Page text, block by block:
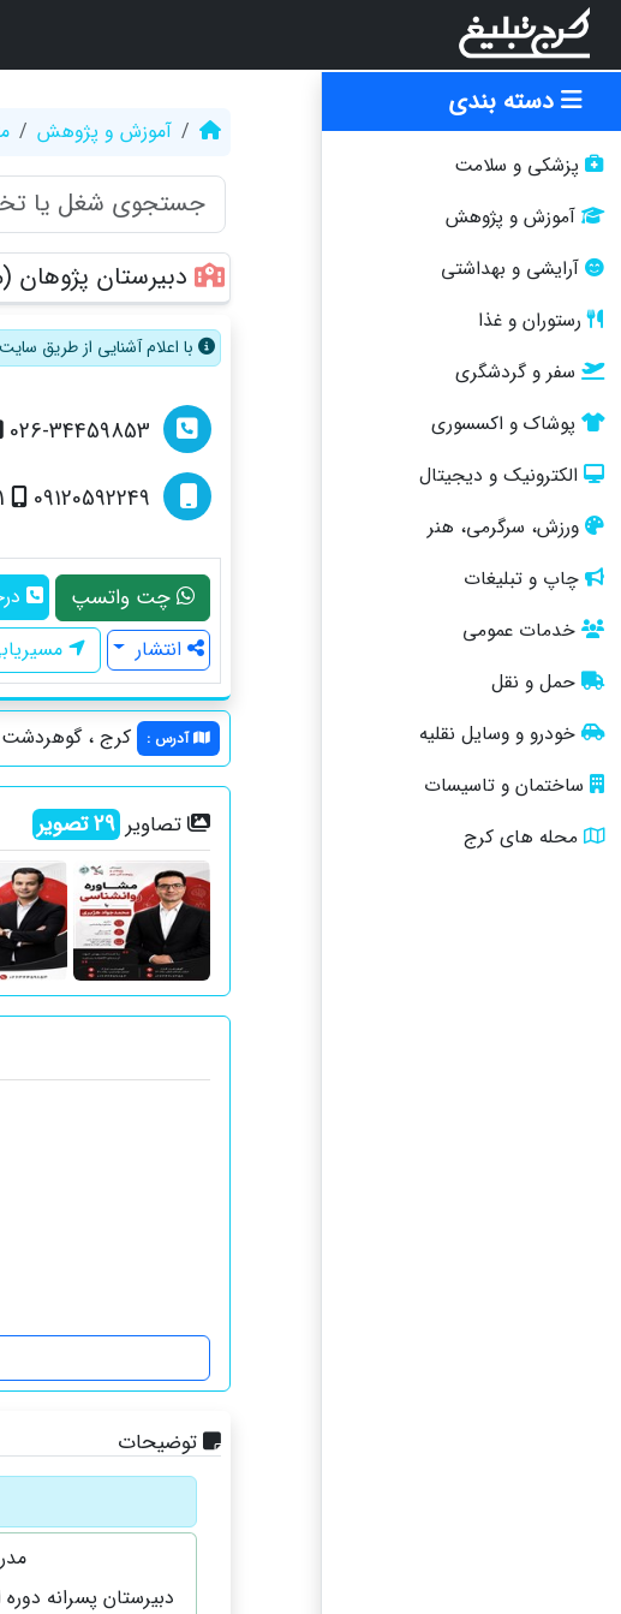
دسته بندی
پزشکی و سلامت
آموزش و پژوهش
آرایشی و بهداشتی
رستوران و غذا
سفر و گردشگری
پوشاک و اکسسوری
الکترونیک و دیجیتال
ورزش، سرگرمی، هنر
چاپ و تبلیغات
خدمات عمومی
حمل و نقل
خودرو و وسایل نقلیه
ساختمان و تاسیسات
محله های کرج
آموزش و پژوهش
دبیرستان پژوهان
با اعلام آشنایی از طریق
026-34459853
09120592249
چت واتسپ
انتشار
آدرس : کرج ، گوهردشت
تصاویر 29تصویر
توضیحات
دبیرستان پسرانه